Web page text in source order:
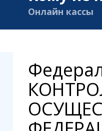
Онлайн кассы